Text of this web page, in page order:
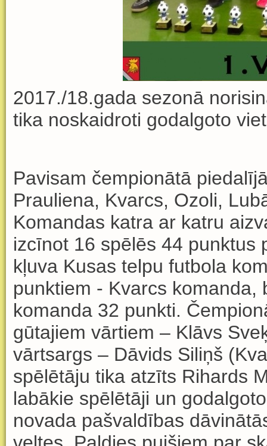
2017./18.gada sezonā
tika noskaidroti godalgoto
Pavisam čempionātā
Prauliena, Kvarcs, Ozoli,
Komandas katra ar katru
izcīnot 16 spēlēs 44 punktus
kļuva Kusas telpu futbola
punktiem - Kvarcs komanda,
komanda 32 punkti.
gūtajiem vārtiem – Klāvs
vārtsargs – Dāvids Siliņš
spēlētāju tika atzīts Rihards
labākie spēlētāji un
novada pašvaldības